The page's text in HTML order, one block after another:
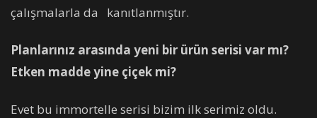
çalışmalarla da kanıtlanmıştır.
Planlarınız arasında yeni bir ürün serisi var mı?
Etken madde yine çiçek mi?
Evet bu immortelle serisi bizim ilk serimiz oldu.